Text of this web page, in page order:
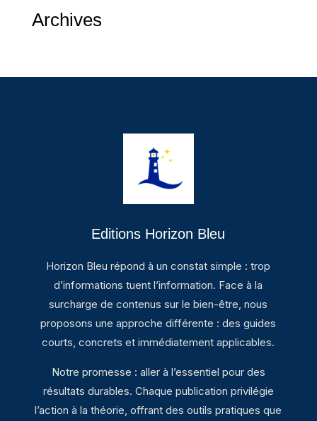
Archives
Editions Horizon Bleu
Horizon Bleu répond à un constat simple : trop
d’informations tuent l’information. Face à la
surcharge de contenus sur le bien-être, nous
proposons une approche différente : des guides
courts, concrets et immédiatement applicables.
Notre promesse : aller à l’essentiel pour des
résultats durables. Chaque publication privilégie
l’action à la théorie, offrant des outils pratiques que